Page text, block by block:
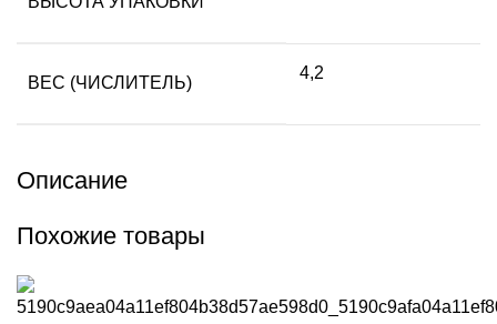
ВЕС (ЧИСЛИТЕЛЬ)
4,2
Описание
Похожие товары